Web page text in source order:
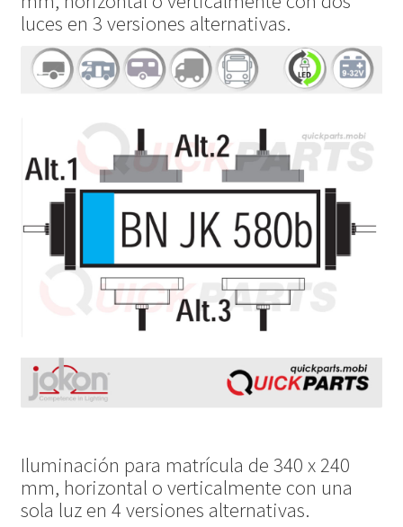
luces en 3 versiones alternativas.
Iluminación para matrícula de 340 x 240
mm, horizontal o verticalmente con una
sola luz en 4 versiones alternativas.